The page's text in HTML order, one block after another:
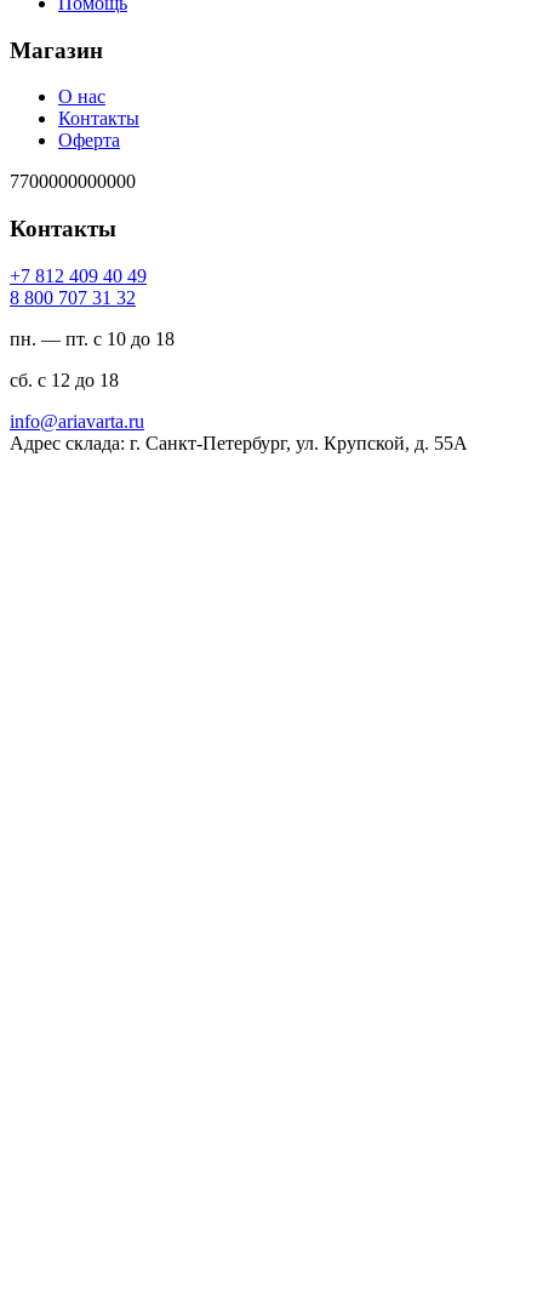
Магазин
О нас
Контакты
Оферта
7700000000000
Контакты
94 04 904 218 7+
23 13 707 008 8
пн. — пт. с 10 до 18
сб. с 12 до 18
ur.atravaira@ofni
Адрес склада: г. Санкт-Петербург, ул. Крупской, д. 55А